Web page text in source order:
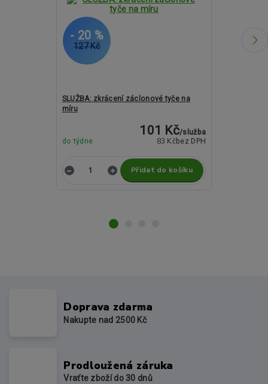
127 Kč
- 20 %
SLUŽBA: zkrácení záclonové tyče na
míru
101 Kč/služba
83 Kč bez DPH
do týdne
Přidat do košíku
2 488 Kč
- 20 %
Doprava zdarma
Nakupte nad 2500 Kč
Prodloužená záruka
Vraťte zboží do 30 dnů